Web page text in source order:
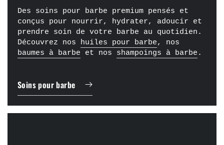
Des soins pour barbe premium pensés et
conçus pour nourrir, hydrater, adoucir et
prendre soin de votre barbe au quotidien.
Découvrez nos huiles pour barbe, nos
baumes à barbe et nos shampoings à barbe .
Soins pour barbe